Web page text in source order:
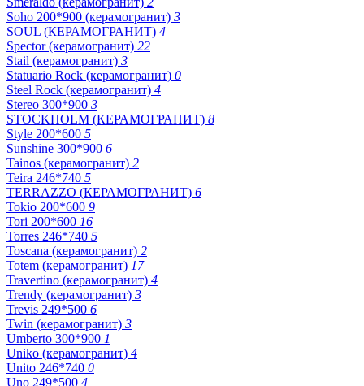
Soho 200*900 (керамогранит) 3
SOUL (КЕРАМОГРАНИТ) 4
Spector (керамогранит) 22
Stail (керамогранит) 3
Statuario Rock (керамогранит) 0
Steel Rock (керамогранит) 4
Stereo 300*900 3
STOCKHOLM (КЕРАМОГРАНИТ) 8
Style 200*600 5
Sunshine 300*900 6
Tainos (керамогранит) 2
Teira 246*740 5
TERRAZZO (КЕРАМОГРАНИТ) 6
Tokio 200*600 9
Tori 200*600 16
Torres 246*740 5
Toscana (керамогранит) 2
Totem (керамогранит) 17
Travertino (керамогранит) 4
Trendy (керамогранит) 3
Trevis 249*500 6
Twin (керамогранит) 3
Umberto 300*900 1
Uniko (керамогранит) 4
Unito 246*740 0
Uno 249*500 4